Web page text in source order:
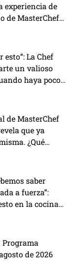
experiencia de
de MasterChef
esto”: La Chef
un valioso
haya poco
de MasterChef
que ya
¿Qué
saber
a fuerza”:
en la cocina
de 2026